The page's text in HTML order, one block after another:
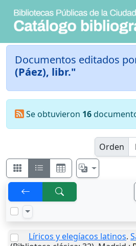
Documentos editados
(Páez), libr."
Se obtuvieron 16
Orden
Líricos y elegíacos latinos.